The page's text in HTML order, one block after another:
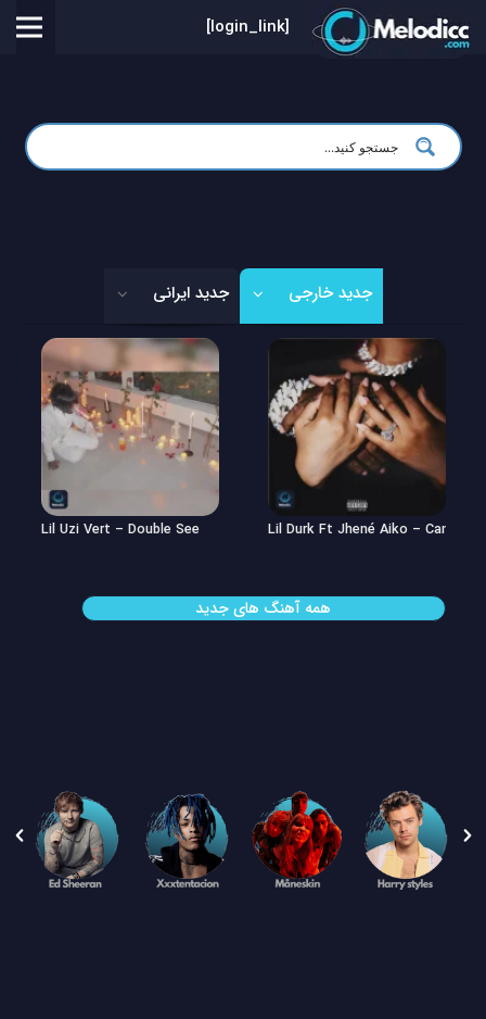
[login_link]
جدید خارجی جدید ایرانی
Lil Durk Ft Jhené Aiko – Can’t
Lil Uzi Vert – Double See
همه آهنگ های جدید